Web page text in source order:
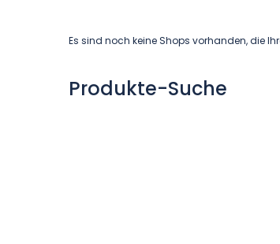
Es sind noch keine Shops vorhanden, die
Produkte-Suche